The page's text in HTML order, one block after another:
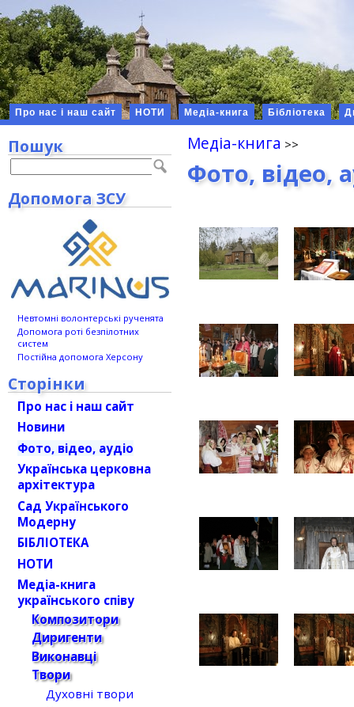
Про нас і наш сайт НОТИ Медіа-книга Бібліотека
Медіа-книга
Фото, відео,
Пошук
Допомога ЗСУ
Невтомні волонтерські рученята
Допомога роті безпілотних
систем
Постійна допомога Херсону
Сторінки
Про нас і наш сайт
Новини
Фото, відео, аудіо
Українська церковна
архітектура
Сад Українського
Модерну
БІБЛІОТЕКА
НОТИ
Медіа-книга
українського співу
Композитори
Диригенти
Виконавці
Твори
Духовні твори